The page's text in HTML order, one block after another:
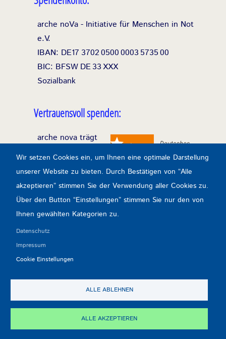
Wir setzen Cookies ein, um Ihnen eine optimale Darstellung
unserer Website zu bieten. Durch Bestätigen von “Alle
akzeptieren” stimmen Sie der Verwendung aller Cookies zu.
Über den Button “Einstellungen” stimmen Sie nur den von
Ihnen gewählten Kategorien zu.
Datenschutz
Impressum
Cookie Einstellungen
ALLE ABLEHNEN
ALLE AKZEPTIEREN
arche noVa - Initiative für Menschen in Not
e.V.
IBAN: DE17 370205000003 573500
BIC: BFSW DE33XXX
Sozialbank
Vertrauensvoll spenden:
arche nova trägt
das Spendensiegel
des Deutschen
Zentralinstituts für
soziale Fragen
durchgehend seit
Transparenz & Kontrolle: